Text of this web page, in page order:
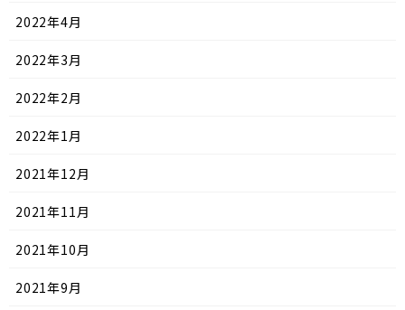
2022年4月
2022年3月
2022年2月
2022年1月
2021年12月
2021年11月
2021年10月
2021年9月